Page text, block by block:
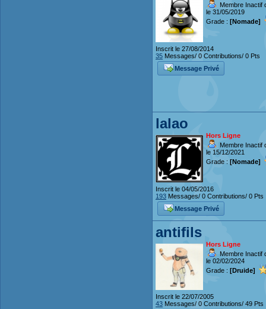
Membre Inactif
le 31/05/2019
Grade : [Nomade]
Inscrit le 27/08/2014
35 Messages/ 0 Contributions/ 0 Pts
Message Privé
lalao
Hors Ligne
Membre Inactif
le 15/12/2021
Grade : [Nomade]
Inscrit le 04/05/2016
193 Messages/ 0 Contributions/ 0 Pts
Message Privé
antifils
Hors Ligne
Membre Inactif
le 02/02/2024
Grade : [Druide]
Inscrit le 22/07/2005
43 Messages/ 0 Contributions/ 49 Pts